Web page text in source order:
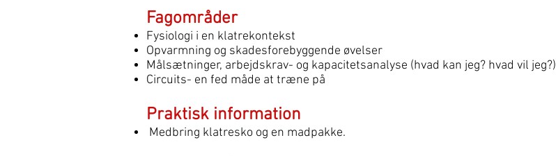
Fagområder
Fysiologi i en klatrekontekst
Opvarmning og skadesforebyggende øvelser
Målsætninger, arbejdskrav- og kapacitetsanalyse (hvad kan jeg? hvad vil jeg?)
Circuits- en fed måde at træne på
Praktisk information
Medbring klatresko og en madpakke.